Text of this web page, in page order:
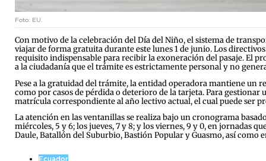
Foto: EU.
Con motivo de la celebración del Día del Niño, el sistema de
viajar de forma gratuita durante este lunes 1 de junio. Los
requisito indispensable para recibir la exoneración del pasaje. El
a la ciudadanía que el trámite es estrictamente personal y no
Pese a la gratuidad del trámite, la entidad operadora mantiene un
como por casos de pérdida o deterioro de la tarjeta. Para
matrícula correspondiente al año lectivo actual, el cual puede ser
La atención en las ventanillas se realiza bajo un cronograma
miércoles, 5 y 6; los jueves, 7 y 8; y los viernes, 9 y 0, en jornadas
Daule, Batallón del Suburbio, Bastión Popular y Guasmo, así como
Ecuador